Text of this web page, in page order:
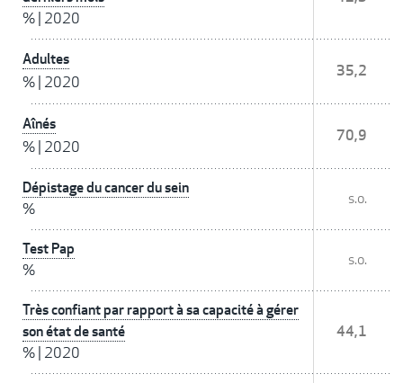
% 2020
Adultes
% 2020
35,2
Aînés
% 2020
70,9
Dépistage du cancer du sein
%
s.o.
Test Pap
%
s.o.
Très confiant par rapport à sa capacité à gérer
son état de santé
% 2020
44,1